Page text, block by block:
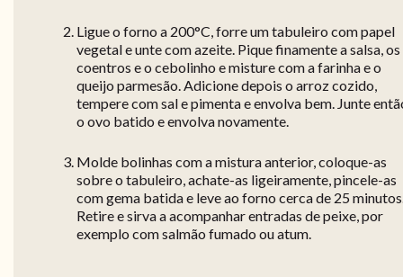
Ligue o forno a 200°C, forre um tabuleiro com papel
vegetal e unte com azeite. Pique finamente a salsa, os
coentros e o cebolinho e misture com a farinha e o
queijo parmesão. Adicione depois o arroz cozido,
tempere com sal e pimenta e envolva bem. Junte
o ovo batido e envolva novamente.
Molde bolinhas com a mistura anterior, coloque-as
sobre o tabuleiro, achate-as ligeiramente, pincele-as
com gema batida e leve ao forno cerca de 25
Retire e sirva a acompanhar entradas de peixe, por
exemplo com salmão fumado ou atum.